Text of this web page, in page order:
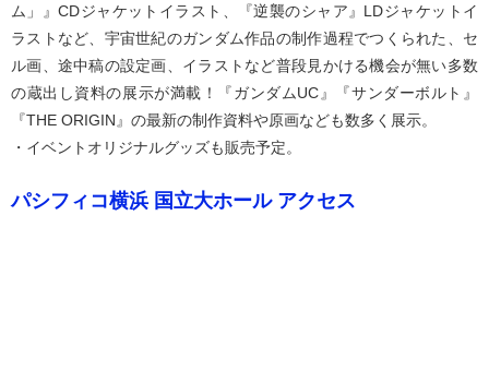
ム」』CDジャケットイラスト、『逆襲のシャア』LDジャケットイ
ラストなど、宇宙世紀のガンダム作品の制作過程でつくられた、セ
ル画、途中稿の設定画、イラストなど普段見かける機会が無い多数
の蔵出し資料の展示が満載！『ガンダムUC』『サンダーボルト』
『THE ORIGIN』の最新の制作資料や原画なども数多く展示。
・イベントオリジナルグッズも販売予定。
パシフィコ横浜 国立大ホール アクセス